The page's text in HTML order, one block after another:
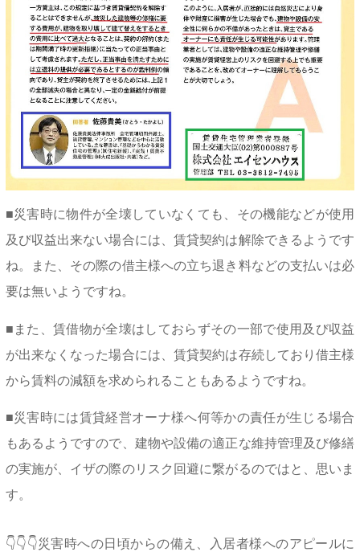
■災害時に物件が全壊していなくても、その機能などが使用
及び収益出来ない場合には、賃貸契約は解除できるようです
ね。また、その際の借主様への立ち退き料などの支払いは必
要は無いようですね。
■また、賃借物が全壊はしておらずその一部で使用及び収益
が出来なくなった場合には、賃貸契約は存続しており借主様
から賃料の減額を求められることもあるようですね。
■災害時には賃貸経営オーナ様へ何等かの責任が生じる場合
もあるようですので、建物や設備の適正な維持管理及び修繕
の実施が、イザの際のリスク回避に繋がるのではと、思いま
す。
👇👇👇災害時への日頃からの備え、入居者様へのアピールに